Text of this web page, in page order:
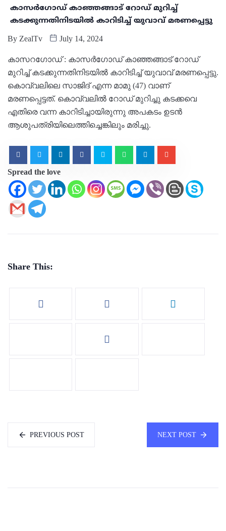
കാസർഗോഡ് കാഞ്ഞങ്ങാട് റോഡ് മുറിച്ച്
കടക്കുന്നതിനിടയിൽ കാറിടിച്ച് യുവാവ് മരണപ്പെട്ടു
By ZealTv July 14, 2024
കാസറഗോഡ് : കാസർഗോഡ് കാഞ്ഞങ്ങാട് റോഡ്
മുറിച്ച് കടക്കുന്നതിനിടയിൽ കാറിടിച്ച് യുവാവ് മരണപ്പെട്ടു.
കൊവ്വലിലെ സാജിദ് എന്ന മാമു (47) വാണ്
മരണപ്പെട്ടത്. കൊവ്വലിൽ റോഡ് മുറിച്ചു കടക്കവെ
എതിരെ വന്ന കാറിടിച്ചായിരുന്നു അപകടം ഉടൻ
ആശുപത്രിയിലെത്തിച്ചെങ്കിലും മരിച്ചു.
Spread the love
Share This:
PREVIOUS POST NEXT POST